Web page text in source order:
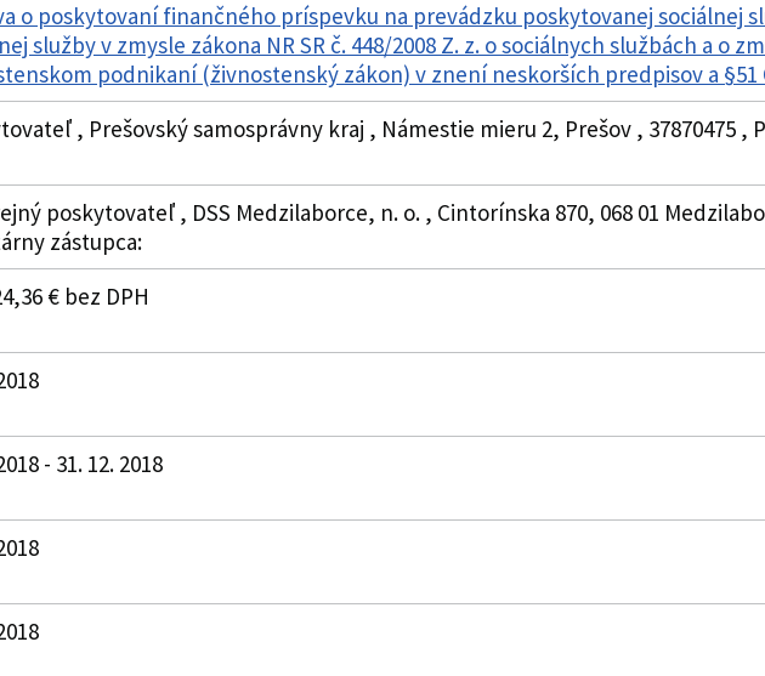
o poskytovaní finančného príspevku na prevádzku poskytovanej sociálnej
služby v zmysle zákona NR SR č. 448/2008 Z. z. o sociálnych službách a o
podnikaní (živnostenský zákon) v znení neskorších predpisov a
, Prešovský samosprávny kraj , Námestie mieru 2, Prešov , 37870475 ,
poskytovateľ , DSS Medzilaborce, n. o. , Cintorínska 870, 068 01
zástupca:
€ bez DPH
- 31. 12. 2018